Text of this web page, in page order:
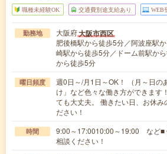
職種未経験OK 交通費別途支給あり WEB
勤務地 大阪府大阪市西区
肥後橋駅から徒歩5分／阿波座駅
崎駅から徒歩5分／ドーム前駅か
から徒歩5分
曜日頻度
週0日～/月1日～OK！ （月～日
け」など色々な働き方ができま
ても大丈夫。 働きたい日、お休み
ださい！
時間
9:00～17:0010:00～19:00 など■
相談ください！